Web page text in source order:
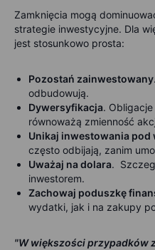
Zamknięcia mogą
strategie inwestycyjne. Dla
jest stosunkowo prosta:
Pozostań zainwestowany
odbudowują.
Dywersyfikacja.
równoważą zmienność
Unikaj inwestowania pod
często odbijają, zanim
Uważaj na dolara.
inwestorem.
Zachowaj poduszkę
wydatki, jak i na zakupy
"W większości przypadków